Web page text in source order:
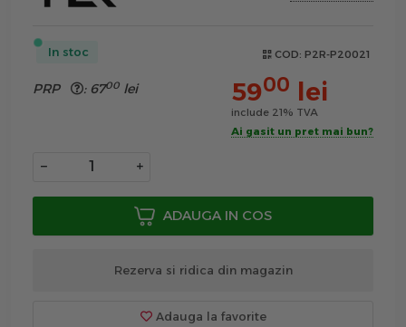
In stoc COD: P2R-P20021
PRP : 6700 lei 5900 lei
include 21% TVA
Ai gasit un pret mai bun?
− +
ADAUGA IN COS
Rezerva si ridica din magazin
Adauga la favorite